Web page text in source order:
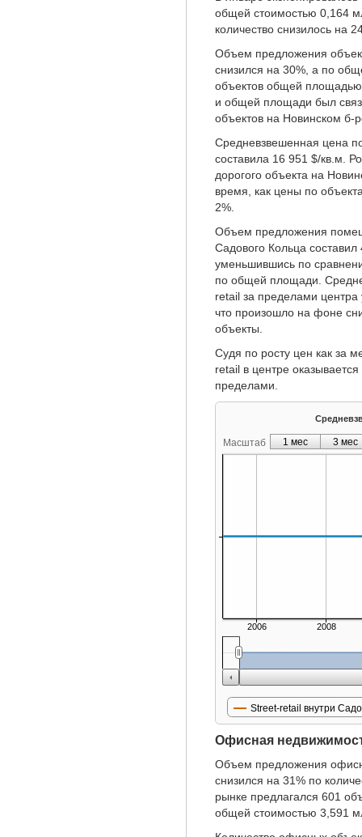
общей стоимостью 0,164
количество снизилось на
Объем предложения
снизился на 30%, а по
объектов общей
и общей площади был
объектов на Новинском б-
Средневзвешенная цена
составила 16 951 $/кв.м.
дорогого объекта на
время, как цены по
2%.
Объем предложения
Садового Кольца
уменьшившись по
по общей площади.
retail за пределами
что произошло на фоне
объекты.
Судя по росту цен как за
retail в центре
пределами.
Масштаб
Street-retail внутри
2006 2008
1 мес 3 мес
Офисная
Объем предложения
снизился на 31% по
рынке предлагался 601
общей стоимостью 3,591